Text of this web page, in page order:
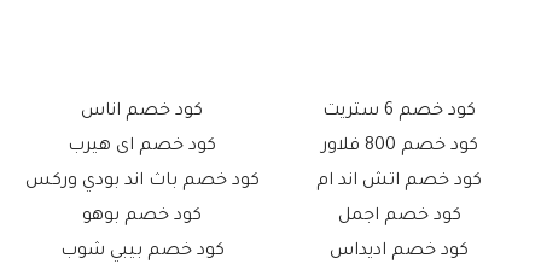
كود خصم 6 ستريت
كود خصم 800 فلاور
كود خصم اتش اند ام
كود خصم اجمل
كود خصم اديداس
كود خصم اناس
كود خصم اى هيرب
كود خصم باث اند بودي وركس
كود خصم بوهو
كود خصم بيبي شوب